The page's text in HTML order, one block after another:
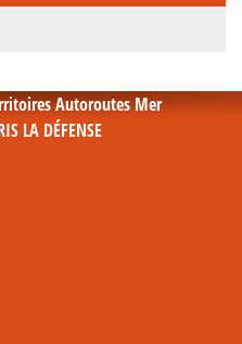
Autoroutes Mer
LA DÉFENSE